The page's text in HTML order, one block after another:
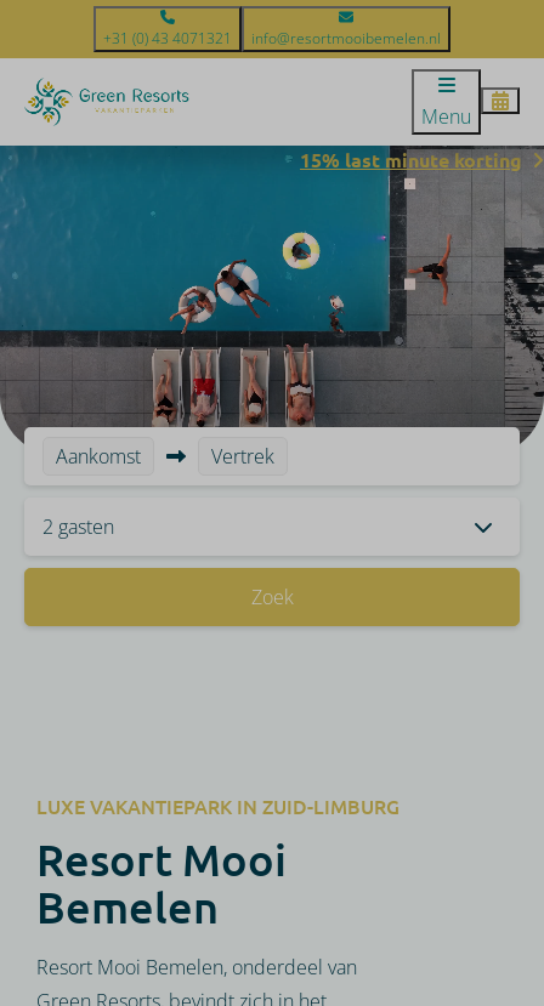
+31 (0) 43 4071321 info@resortmooibemelen.nl
Menu
15% last minute korting
Aankomst Vertrek
2 gasten
Zoek
LUXE VAKANTIEPARK IN ZUID-LIMBURG
Resort Mooi
Bemelen
Resort Mooi Bemelen, onderdeel van